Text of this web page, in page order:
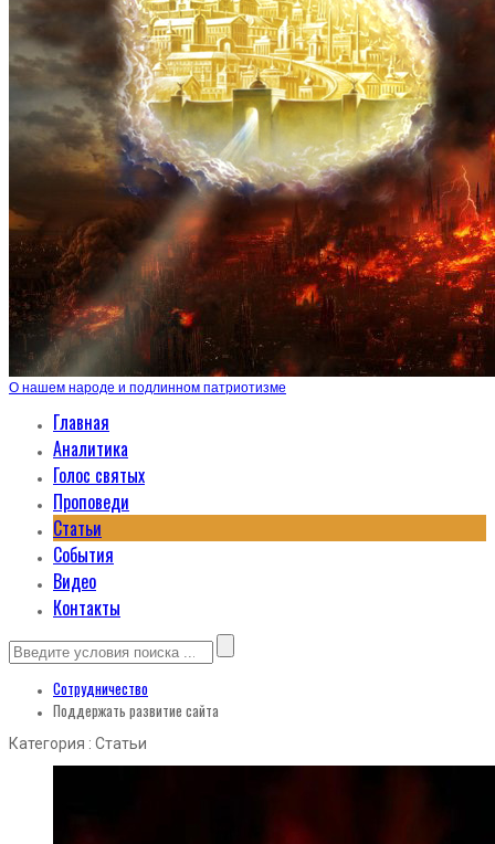
О нашем народе и подлинном патриотизме
Главная
Аналитика
Голос святых
Проповеди
Статьи
События
Видео
Контакты
Сотрудничество
Поддержать развитие сайта
Категория : Статьи